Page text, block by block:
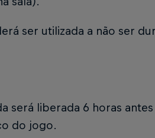
ser utilizada a não ser
será liberada 6 horas
do jogo.